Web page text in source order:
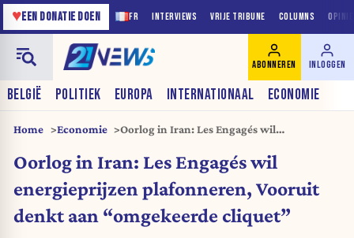
FR INTERVIEWS VRIJE TRIBUNE COLUMNS
♥EEN DONATIE DOEN
BELGIË POLITIEK EUROPA INTERNATIONAAL ECONOMIE
ABONNEREN INLOGGEN
Home Economie
Oorlog in Iran: Les Engagés wil
aan “omgekeerde cliquet”
Oorlog in Iran: Les Engagés wil
energieprijzen plafonneren, Vooruit
denkt aan “omgekeerde cliquet”